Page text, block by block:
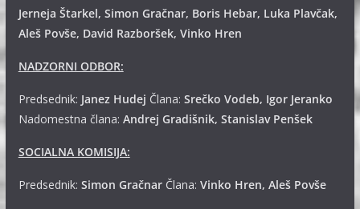
Jerneja Štarkel, Simon Gračnar, Boris Hebar, Luka Plavčak,
Aleš Povše, David Razboršek, Vinko Hren
NADZORNI ODBOR:
Predsednik: Janez Hudej Člana: Srečko Vodeb, Igor Jeranko
Nadomestna člana: Andrej Gradišnik, Stanislav Penšek
SOCIALNA KOMISIJA:
Predsednik: Simon GračnarČlana: Vinko Hren, Aleš Povše